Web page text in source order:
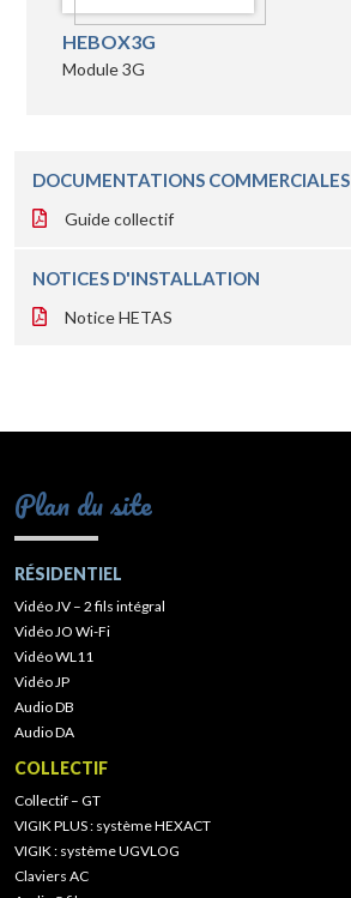
HEBOX3G
Module 3G
DOCUMENTATIONS COMMERCIALES
Guide collectif
NOTICES D'INSTALLATION
Notice HETAS
Plan du site
RÉSIDENTIEL
Vidéo JV – 2 fils intégral
Vidéo JO Wi-Fi
Vidéo WL11
Vidéo JP
Audio DB
Audio DA
COLLECTIF
Collectif – GT
VIGIK PLUS : système HEXACT
VIGIK : système UGVLOG
Claviers AC